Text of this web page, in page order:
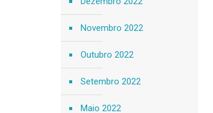
Novembro 2022
Outubro 2022
Setembro 2022
Maio 2022